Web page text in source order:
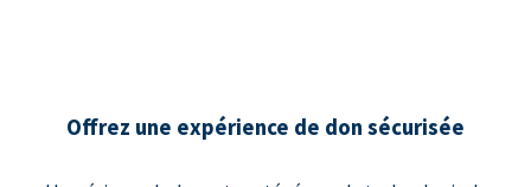
Offrez une expérience de don sécurisée